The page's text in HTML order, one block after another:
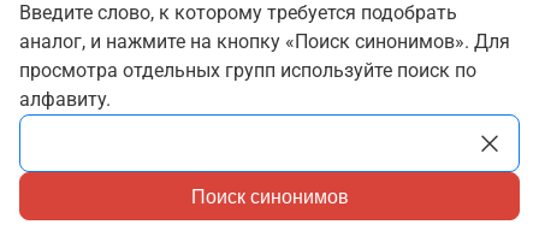
Введите слово, к которому требуется подобрать
аналог, и нажмите на кнопку «Поиск синонимов». Для
просмотра отдельных групп используйте поиск по
алфавиту.
Поиск синонимов